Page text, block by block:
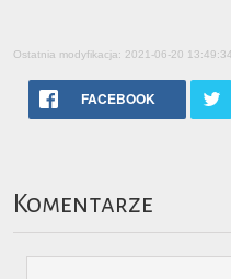
Ostatnia modyfikacja: 2021-06-20 13:49:34
FACEBOOK
Komentarze